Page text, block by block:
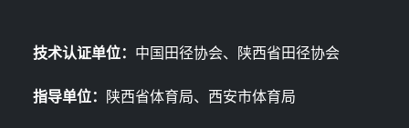
技术认证单位： 中国田径协会、陕西省田径协会
指导单位： 陕西省体育局、西安市体育局